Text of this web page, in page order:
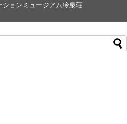
ョンミュージアム冷泉荘